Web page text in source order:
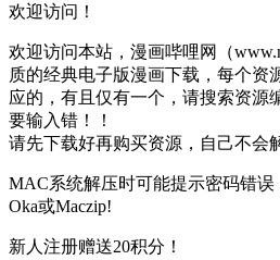
欢迎访问！
欢迎访问本站，漫画哔哩网（
质的经典电子版漫画下载，每个资
应的，有且仅有一个，请搜索资源
要输入错！！
请先下载好再购买资源，自己不会
MAC系统解压时可能提示密码错误
Oka或Maczip!
新人注册赠送20积分！